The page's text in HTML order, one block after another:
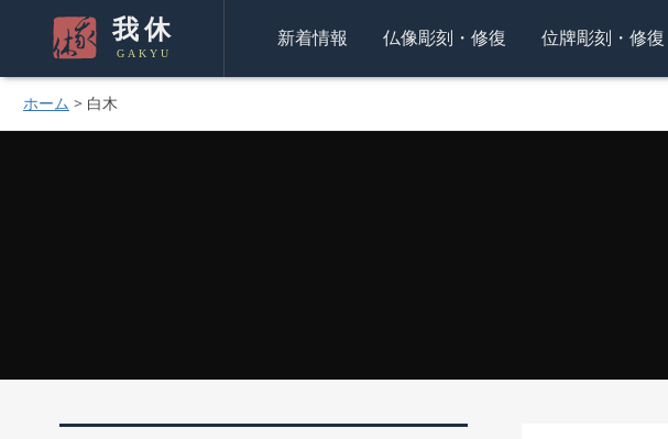
我休
GAKYU
新着情報 仏像彫刻・修復 位牌彫刻・修復
ホーム > 白木